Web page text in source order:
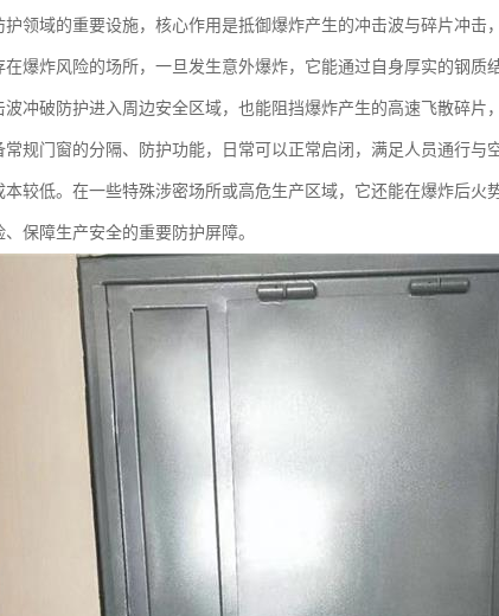
领域的重要设施，核心作用是抵御爆炸产生的冲击波与碎片冲击
爆炸风险的场所，一旦发生意外爆炸，它能通过自身厚实的钢质
冲破防护进入周边安全区域，也能阻挡爆炸产生的高速飞散碎片
常规门窗的分隔、防护功能，日常可以正常启闭，满足人员通行与
较低。在一些特殊涉密场所或高危生产区域，它还能在爆炸后火
保障生产安全的重要防护屏障。